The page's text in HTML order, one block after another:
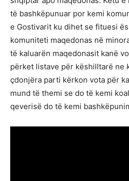
të bashkëpunuar por kemi
e Gostivarit ku dihet se fituesi
komuniteti maqedonas në
të kaluarën maqedonasit kanë
përket listave për këshilltarë ne
çdonjëra parti kërkon vota për
mund të themi se do të kemi
qeverisë do të kemi